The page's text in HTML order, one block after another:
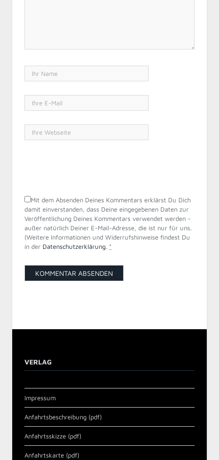
Mit dem Absenden Deines Kommentars erklärst Du Dich
damit einverstanden, dass Deine eingegebenen Daten zur
Veröffentlichung Deines Kommentars verwendet werden -
außer natürlich Deiner E-Mail-Adresse, die ist nur für uns.
(Weitere Informationen und Widerrufshinweise findest Du
in der Datenschutzerklärung. *
VERLAG
Impressum
Anfahrtsbeschreibung (pdf)
Anfahrtsskizze (pdf)
Anfahrtskarte (pdf)